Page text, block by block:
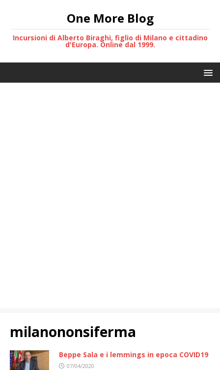
One More Blog
Incursioni di Alberto Biraghi, figlio di Milano e cittadino
d'Europa. Online dal 1999.
milanononsiferma
Beppe Sala e i lemmings in epoca COVID19
07/04/2020